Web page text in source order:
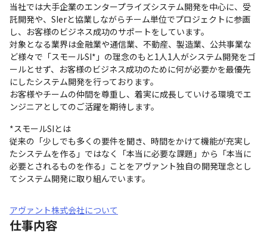
当社では大手企業のエンタープライズシステム開発を中心に、受
託開発や、SIerと協業しながらチーム単位でプロジェクトに参画
し、お客様のビジネス成功のサポートをしています。
対象となる業界は金融業や通信業、不動産、製造業、公共事業な
ど様々で「スモールSI*」の理念のもと1人1人がシステム開発をゴ
ールとせず、お客様のビジネス成功のために何が必要かを最優先
にしたシステム開発を行っております。
お客様やチームの仲間を尊重し、着実に成長していける環境でエ
ンジニアとしてのご活躍を期待します。
*スモールSIとは
従来の「少しでも多くの要件を聞き、時間をかけて機能が充実し
たシステムを作る」ではなく「本当に必要な課題」から「本当に
必要とされるものを作る」ことをアヴァント独自の開発理念とし
てシステム開発に取り組んでいます。
アヴァント株式会社について
仕事内容